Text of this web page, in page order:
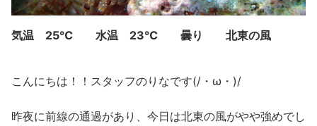
気温 25℃ 水温 23℃ 曇り 北東の風
こんにちは！！スタッフのりなです(/・ω・)/
昨夜に前線の通過があり、今日は北東の風がやや強めでし